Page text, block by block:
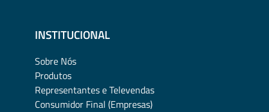
INSTITUCIONAL
Sobre Nós
Produtos
Representantes e Televendas
Consumidor Final (Empresas)